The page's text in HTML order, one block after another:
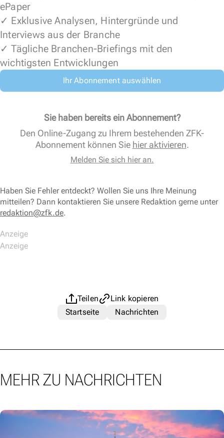
ePaper
✓ Exklusive Analysen, Hintergründe und
Interviews aus der Branche
✓ Tägliche Branchen-Briefings mit den
wichtigsten Entwicklungen
Ihr Abonnement auswählen
Sie haben bereits ein Abonnement?
Den Online-Zugang zu Ihrem bestehenden ZFK-
Abonnement können Sie hier aktivieren.
Melden Sie sich hier an.
Haben Sie Fehler entdeckt? Wollen Sie uns Ihre Meinung
mitteilen? Dann kontaktieren Sie unsere Redaktion gerne unter
redaktion@zfk.de.
Teilen
Link kopieren
Startseite
Nachrichten
MEHR ZU NACHRICHTEN